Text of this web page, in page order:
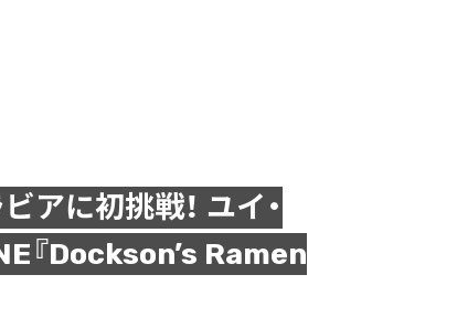
アに初挑戦！ ユイ・
『Dockson’s Ramen